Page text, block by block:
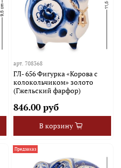
арт. 708368
ГЛ- 656 Фигурка «Корова с
колокольчиком» золото
(Гжельский фарфор)
846.00 руб
В корзину
Предзаказ